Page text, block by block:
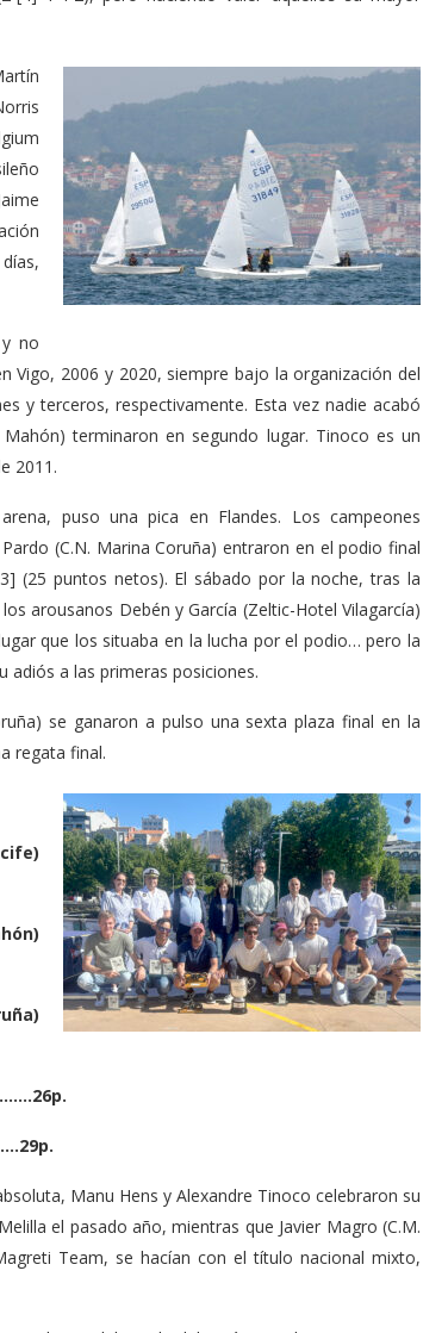
no
Vigo, 2006 y 2020, siempre bajo la organización del
y terceros, respectivamente. Esta vez nadie acabó
terminaron en segundo lugar. Tinoco es un
2011.
puso una pica en Flandes. Los campeones
(C.N. Marina Coruña) entraron en el podio final
(25 puntos netos). El sábado por la noche, tras la
arousanos Debén y García (Zeltic-Hotel Vilagarcía)
que los situaba en la lucha por el podio… pero la
adiós a las primeras posiciones.
se ganaron a pulso una sexta plaza final en la
regata final.
Manu Hens y Alexandre Tinoco celebraron su
el pasado año, mientras que Javier Magro (C.M.
Team, se hacían con el título nacional mixto,